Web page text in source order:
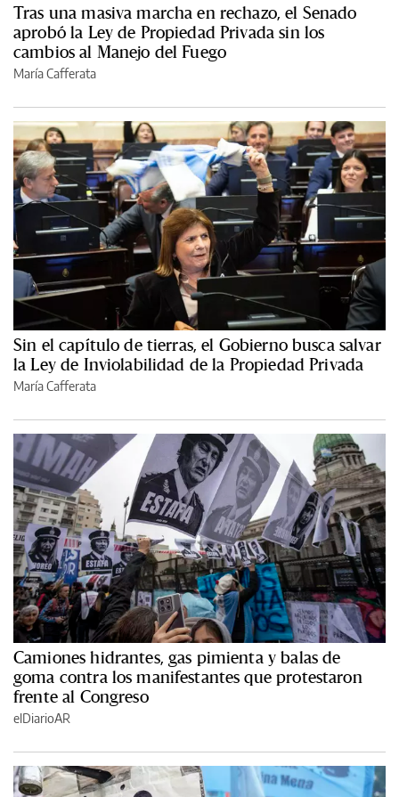
Tras una masiva marcha en rechazo, el Senado
aprobó la Ley de Propiedad Privada sin los
cambios al Manejo del Fuego
María Cafferata
Sin el capítulo de tierras, el Gobierno busca salvar
la Ley de Inviolabilidad de la Propiedad Privada
María Cafferata
Camiones hidrantes, gas pimienta y balas de
goma contra los manifestantes que protestaron
frente al Congreso
elDiarioAR